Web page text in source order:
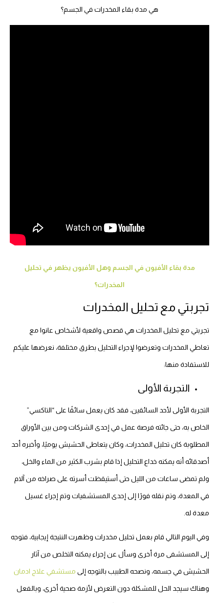
هي مدة بقاء المخدرات في الجسم؟
مدة بقاء الأفيون في الجسم وهل الأفيون يظهر في تحليل
المخدرات؟
تجربتي مع تحليل المخدرات
تجربتي مع تحليل المخدرات هي قصص واقعية لأشخاص عانوا مع
تعاطي المخدرات وتعرضوا لإجراء التحليل بطرق مختلفة، نعرضها عليكم
للاستفادة منها:
التجربة الأولى
التجربة الأولى لأحد السائقين، فقد كان يعمل سائقًا على “التاكسي”
الخاص به، حتى جائته فرصة عمل في إحدى الشركات ومن بين الأوراق
المطلوبة كان تحليل المخدرات، وكان يتعاطى الحشيش يوميًا، وأخبره أحد
أصدقائه أنه يمكنه خداع التحليل إذا قام بشرب الكثير من الماء والخل،
ولم تمضى ساعات من الليل حتى أستيقظت أسرته على صراخه من آلام
في المعدة، وتم نقله فورًا إلى إحدى المستشفيات وتم إجراء غسيل
معدة له.
وفي اليوم التالي قام بعمل تحليل مخدرات وظهرت النتيجة إيجابية، فتوجه
إلى المستشفى مرة أخرى وسأل عن إجراء يمكنه التخلص من آثار
الحشيش في جسمه، ونصحه الطبيب بالتوجه إلى مستشفي علاج ادمان
وهناك سيجد الحل للمشكلة دون التعرض لأزمة صحية أخرى، وبالفعل